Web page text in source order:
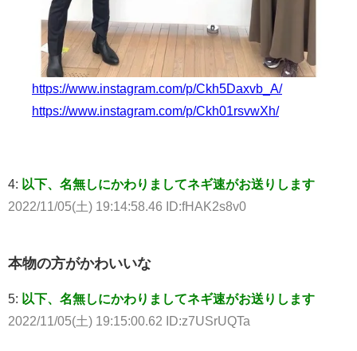
https://www.instagram.com/p/Ckh5Daxvb_A/
https://www.instagram.com/p/Ckh01rsvwXh/
4: 以下、名無しにかわりましてネギ速がお送りします
2022/11/05(土) 19:14:58.46 ID:fHAK2s8v0
本物の方がかわいいな
5: 以下、名無しにかわりましてネギ速がお送りします
2022/11/05(土) 19:15:00.62 ID:z7USrUQTa